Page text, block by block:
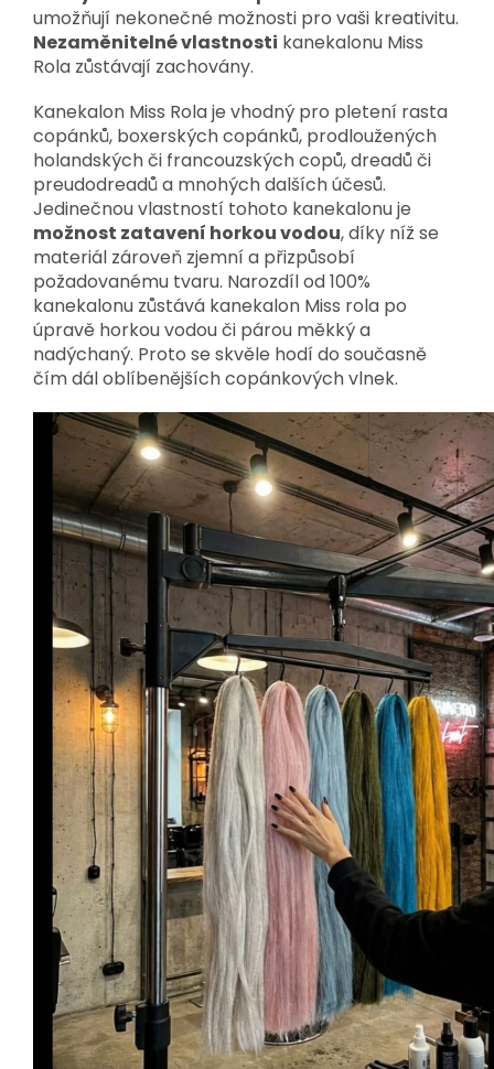
umožňují nekonečné možnosti pro vaši kreativitu.
Nezaměnitelnévlastnosti kanekalonu Miss
Rola zůstávají zachovány.
Kanekalon Miss Rola je vhodný pro pletení rasta
copánků, boxerských copánků, prodloužených
holandských či francouzských copů, dreadů či
preudodreadů a mnohých dalších účesů.
Jedinečnou vlastností tohoto kanekalonu je
možnost zatavení horkou vodou, díky níž se
materiál zároveň zjemní a přizpůsobí
požadovanému tvaru. Narozdíl od 100%
kanekalonu zůstává kanekalon Miss rola po
úpravě horkou vodou či párou měkký a
nadýchaný. Proto se skvěle hodí do současně
čím dál oblíbenějších copánkových vlnek.